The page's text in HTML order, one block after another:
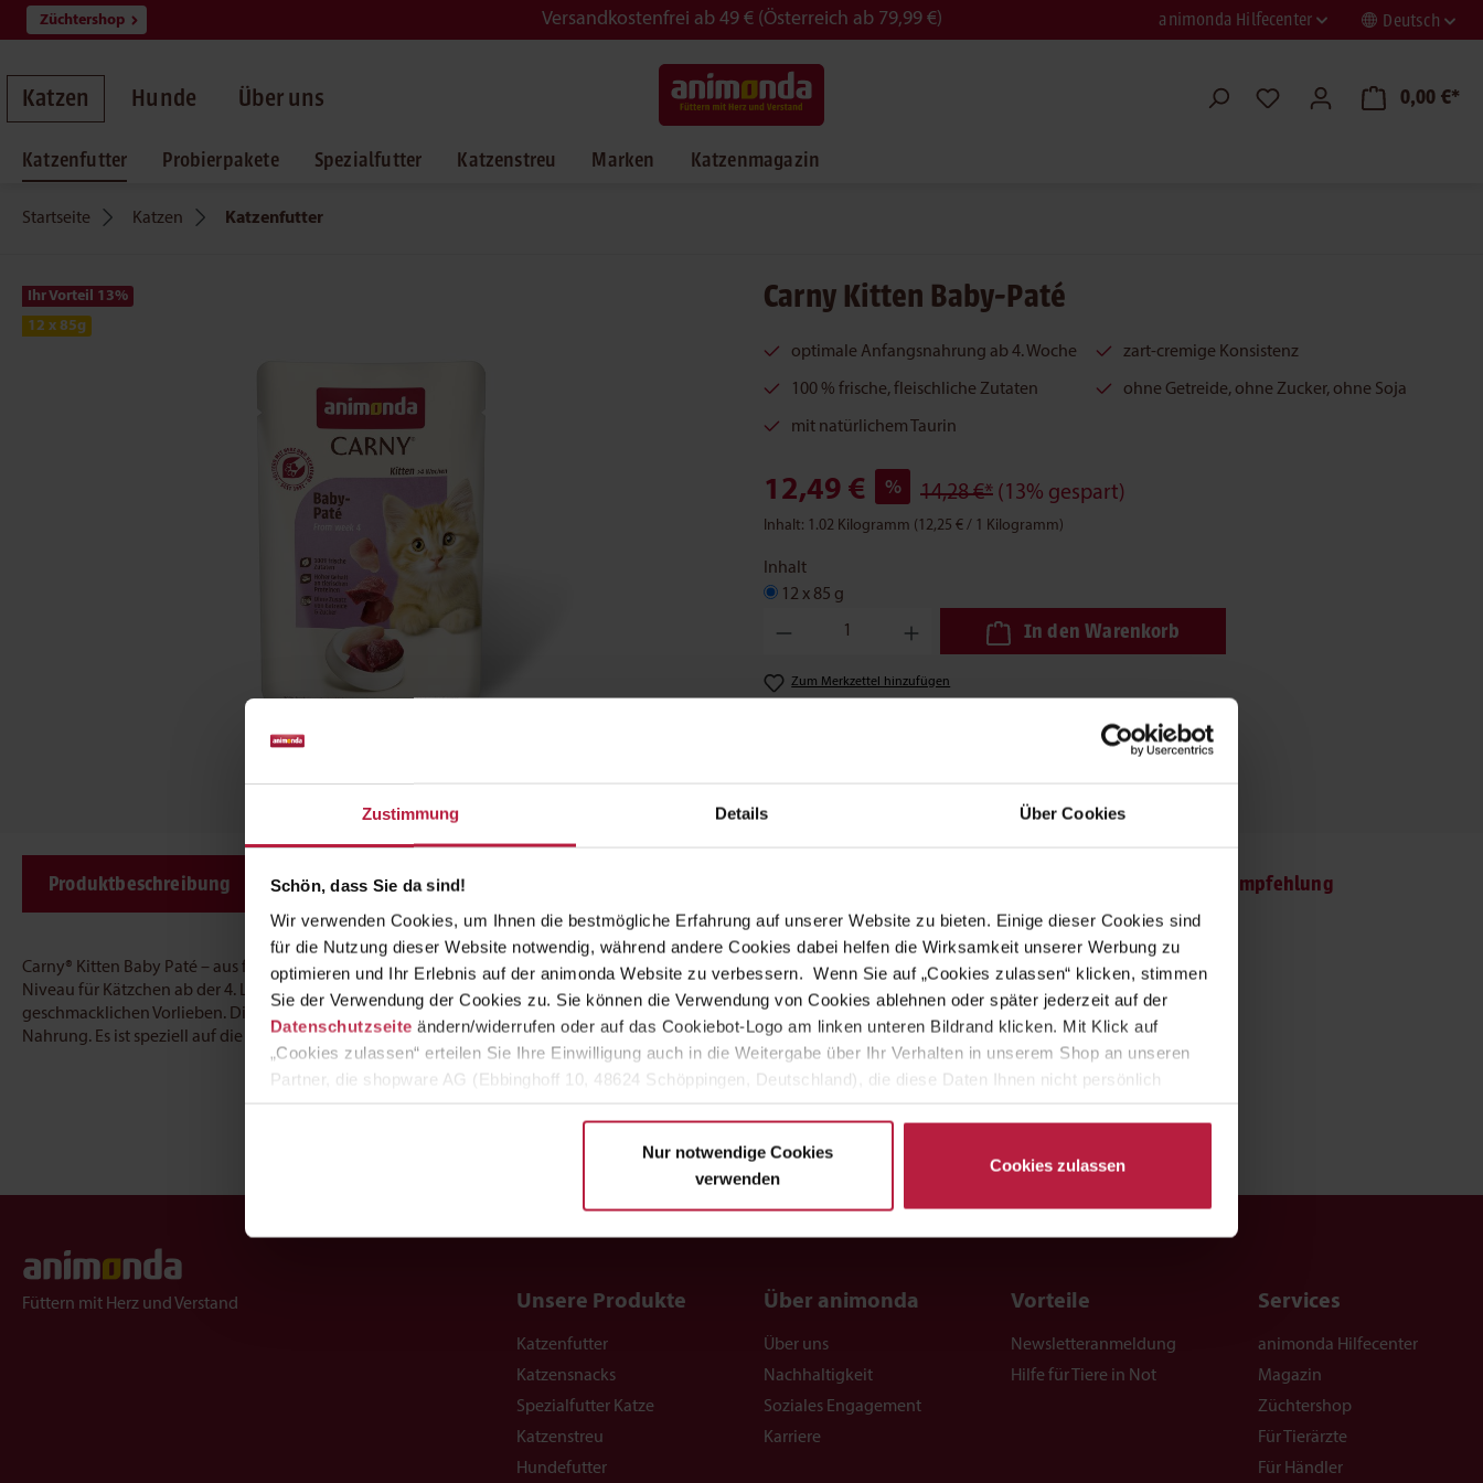
Zustimmung Details Über Cookies
Schön, dass Sie da sind!
Wir verwenden Cookies, um Ihnen die bestmögliche Erfahrung auf unserer Website zu bieten. Einige dieser Cookies sind
für die Nutzung dieser Website notwendig, während andere Cookies dabei helfen die Wirksamkeit unserer Werbung zu
optimieren und Ihr Erlebnis auf der animonda Website zu verbessern. Wenn Sie auf „Cookies zulassen“ klicken, stimmen
Sie der Verwendung der Cookies zu. Sie können die Verwendung von Cookies ablehnen oder später jederzeit auf der
Datenschutzseite ändern/widerrufen oder auf das Cookiebot-Logo am linken unteren Bildrand klicken. Mit Klick auf
„Cookies zulassen“ erteilen Sie Ihre Einwilligung auch in die Weitergabe über Ihr Verhalten in unserem Shop an unseren
Partner, die shopware AG (Ebbinghoff 10, 48624 Schöppingen, Deutschland), die diese Daten Ihnen nicht persönlich
zuordnen kann, sie aber zu eigenen Zwecken (z.B. Produktverbesserungen, Marktverhaltensanalysen) verarbeiten darf.
Nur notwendige Cookies
verwenden
Cookies zulassen
Zur Hauptnavigation springen
Züchtershop Versandkostenfrei ab 49 € (Österreich ab 79,99 €) animonda Hilfecenter Deutsch
Katzen Hunde Über uns 0,00 €*
Katzenfutter Probierpakete Spezialfutter Katzenstreu Marken Katzenmagazin
Startseite Katzen Katzenfutter
Ihr Vorteil 13%
12 x 85g
Carny Kitten Baby-Paté
optimale Anfangsnahrung ab 4. Woche zart-cremige Konsistenz
100 % frische, fleischliche Zutaten ohne Getreide, ohne Zucker, ohne Soja
mit natürlichem Taurin
12,49 € % 14,28 €* (13% gespart)
Inhalt: 1.02 Kilogramm (12,25 € / 1 Kilogramm)
Inhalt
12 x 85 g
Produkt Anzahl: Gib den gewünschten Wert ein oder benutze die Schaltflächen um die Anzahl zu
In den Warenkorb
Zum Merkzettel hinzufügen
Produktbeschreibung Zusammensetzung Fütterungsempfehlung
Carny® Kitten Baby Paté – aus frischen fleischlichen Zutaten – steht für ausgewogene, leckere, gesunde Ernährung auf höchstem
Niveau für Kätzchen ab der 4. Lebenswoche. Schon vor der Geburt und im Babyalter entwickeln die Katzenkinder ihre ersten
geschmacklichen Vorlieben. Die zart-cremige Konsistenz des Baby-Patés erleichtert den Übergang von der Muttermilch zur festen
Nahrung. Es ist speziell auf die Nährstoffansprüche wachsender Kätzchen bis zur 16. Woche abgestimmt.
Füttern mit Herz und Verstand Unsere Produkte
Katzenfutter
Katzensnacks
Spezialfutter Katze
Katzenstreu
Hundefutter
Über animonda
Über uns
Nachhaltigkeit
Soziales Engagement
Karriere
Vorteile
Newsletteranmeldung
Hilfe für Tiere in Not
Services
animonda Hilfecenter
Magazin
Züchtershop
Für Tierärzte
Für Händler